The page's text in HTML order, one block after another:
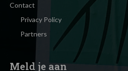
Contact
Privacy Policy
Partners
Meld je aan